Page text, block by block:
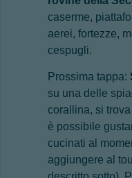
caserme,
aerei, fortezze,
cespugli.
Prossima tappa:
su una delle
corallina, si
è possibile
cucinati al
aggiungere al